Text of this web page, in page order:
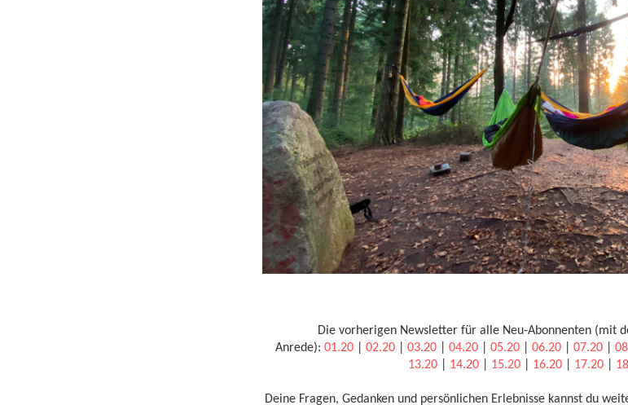
Die vorherigen Newsletter für alle Neu-Abonnenten (mit
Anrede): 01.20 02.20 03.20 04.20 05.20 06.20 07.20
13.20
14.20 15.20 16.20 17.20
Deine Fragen, Gedanken und persönlichen Erlebnisse kannst du